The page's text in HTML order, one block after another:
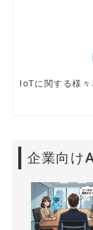
IoTに関する様
企業向け